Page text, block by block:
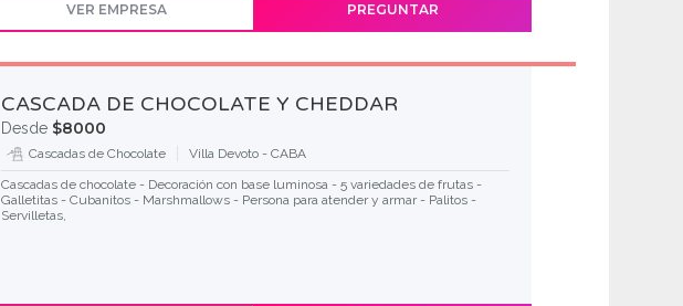
VER EMPRESA PREGUNTAR
CASCADA DE CHOCOLATE Y CHEDDAR
Desde $8000
Cascadas de Chocolate
Villa Devoto - CABA
Cascadas de chocolate - Decoración con base luminosa - 5 variedades de frutas -
Galletitas - Cubanitos - Marshmallows - Persona para atender y armar - Palitos -
Servilletas,